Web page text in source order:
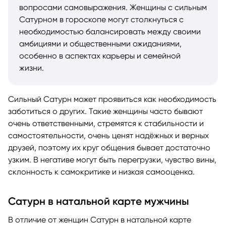
вопросами самовыражения. Женщины с сильным
Сатурном в гороскопе могут столкнуться с
необходимостью балансировать между своими
амбициями и общественными ожиданиями,
особенно в аспектах карьеры и семейной
жизни.
Сильный Сатурн может проявиться как необходимость
заботиться о других. Такие женщины часто бывают
очень ответственными, стремятся к стабильности и
самостоятельности, очень ценят надёжных и верных
друзей, поэтому их круг общения бывает достаточно
узким. В негативе могут быть перегрузки, чувство вины,
склонность к самокритике и низкая самооценка.
Сатурн в натальной карте мужчины
В отличие от женщин Сатурн в натальной карте